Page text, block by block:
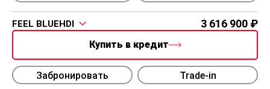
FEEL BLUEHDI 3 616 900
Купить в кредит
Забронировать Trade-in